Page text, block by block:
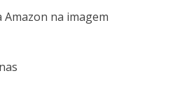
Amazon na imagem